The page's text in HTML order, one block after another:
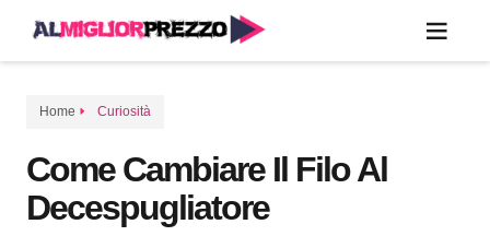
Home Curiosità
Come Cambiare Il Filo Al
Decespugliatore